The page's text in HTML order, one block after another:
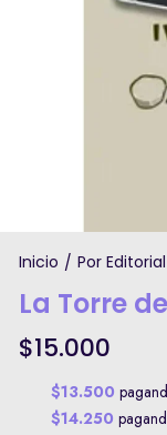
Inicio / Por Editorial
La Torre
$15.000
$13.500
$14.250